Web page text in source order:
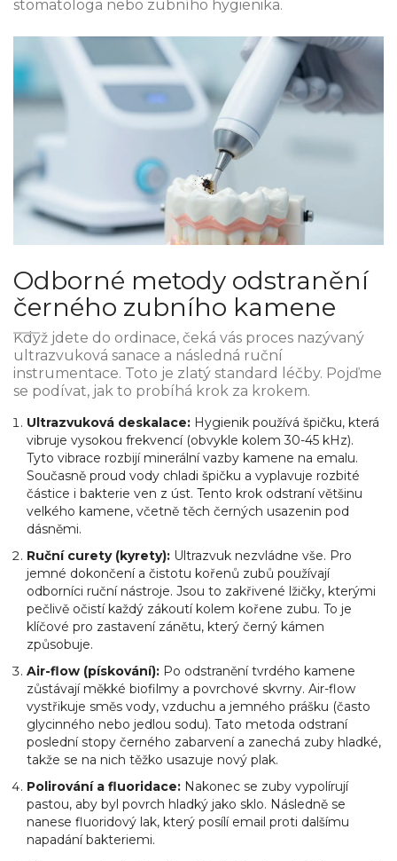
stomatologa nebo zubního hygienika.
Odborné metody odstranění
černého zubního kamene
Když jdete do ordinace, čeká vás proces nazývaný
ultrazvuková sanace a následná ruční
instrumentace. Toto je zlatý standard léčby. Pojďme
se podívat, jak to probíhá krok za krokem.
Ultrazvuková deskalace: Hygienik používá špičku, která
vibruje vysokou frekvencí (obvykle kolem 30-45 kHz).
Tyto vibrace rozbijí minerální vazby kamene na emalu.
Současně proud vody chladi špičku a vyplavuje rozbité
částice i bakterie ven z úst. Tento krok odstraní většinu
velkého kamene, včetně těch černých usazenin pod
dásněmi.
Ruční curety (kyrety): Ultrazvuk nezvládne vše. Pro
jemné dokončení a čistotu kořenů zubů používají
odborníci ruční nástroje. Jsou to zakřivené lžičky, kterými
pečlivě očistí každý zákoutí kolem kořene zubu. To je
klíčové pro zastavení zánětu, který černý kámen
způsobuje.
Air-flow (pískování): Po odstranění tvrdého kamene
zůstávají měkké biofilmy a povrchové skvrny. Air-flow
vystřikuje směs vody, vzduchu a jemného prášku (často
glycinného nebo jedlou sodu). Tato metoda odstraní
poslední stopy černého zabarvení a zanechá zuby hladké,
takže se na nich těžko usazuje nový plak.
Polirování a fluoridace: Nakonec se zuby vypolírují
pastou, aby byl povrch hladký jako sklo. Následně se
nanese fluoridový lak, který posílí email proti dalšímu
napadání bakteriemi.